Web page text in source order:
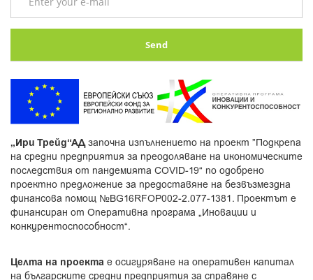
Send
„Ири Трейд“АДзапочна изпълнението на проект ”Подкрепа
на средни предприятия за преодоляване на икономическите
последствия от пандемията COVID-19“ по одобрено
проектно предложение за предоставяне на безвъзмездна
финансова помощ №BG16RFOP002-2.077-1381. Проектът е
финансиран от Оперативна програма „Иновации и
конкурентоспособност“.
Целта на проекта е осигуряване на оперативен капитал
на българските средни предприятия за справяне с